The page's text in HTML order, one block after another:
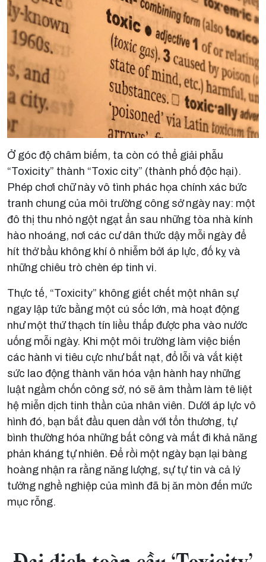
Ở góc độ châm biếm, ta còn có thể giải phẫu
“Toxicity” thành “Toxic city” (thành phố độc hại).
Phép chơi chữ này vô tình phác họa chính xác bức
tranh chung của môi trường công sở ngày nay: một
đô thị thu nhỏ ngột ngạt ẩn sau những tòa nhà kính
hào nhoáng, nơi các cư dân thức dậy mỗi ngày để
hít thở bầu không khí ô nhiễm bởi áp lực, đố kỵ và
những chiêu trò chèn ép tinh vi.
Thực tế, “Toxicity” không giết chết một nhân sự
ngay lập tức bằng một cú sốc lớn, mà hoạt động
như một thứ thạch tín liều thấp được pha vào nước
uống mỗi ngày. Khi một môi trường làm việc biến
các hành vi tiêu cực như bắt nạt, đổ lỗi và vắt kiệt
sức lao động thành văn hóa vận hành hay những
luật ngầm chốn công sở, nó sẽ âm thầm làm tê liệt
hệ miễn dịch tinh thần của nhân viên. Dưới áp lực vô
hình đó, bạn bắt đầu quen dần với tổn thương, tự
bình thường hóa những bất công và mất đi khả năng
phản kháng tự nhiên. Để rồi một ngày bạn lại bàng
hoàng nhận ra rằng năng lượng, sự tự tin và cả lý
tưởng nghề nghiệp của mình đã bị ăn mòn đến mức
mục rỗng.